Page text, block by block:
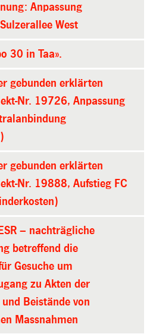
Anpassung
West
30 in Taa».
gebunden erklärten
Nr. 19726, Anpassung
gebunden erklärten
Nr. 19888, Aufstieg FC
– nachträgliche
betreffend die
Gesuche um
zu Akten der
Beistände von
Massnahmen